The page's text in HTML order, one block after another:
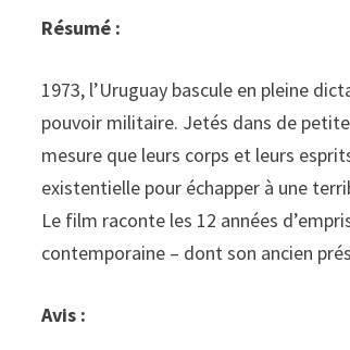
Résumé :
1973, l’Uruguay bascule en pleine
pouvoir militaire. Jetés dans de
mesure que leurs corps et leurs
existentielle pour échapper à une
Le film raconte les 12 années
contemporaine – dont son ancien
Avis :